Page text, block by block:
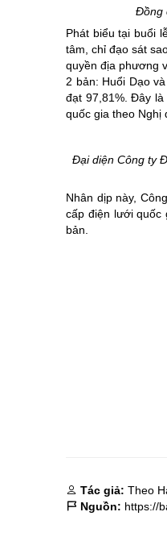
Đồng
Phát biểu tại buổi
tâm, chỉ đạo sát
quyền địa phương
2 bản: Huổi Dạo
đạt 97,81%. Đây
quốc gia theo Nghị
Đại diện Công ty
Nhân dịp này,
cấp điện lưới quốc
bản.
Tác giả: Theo
Nguồn: https://